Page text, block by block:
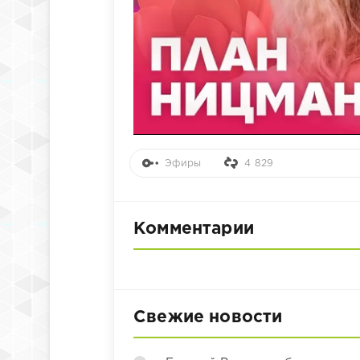
Эфиры 4 829
Комментарии
Свежие новости